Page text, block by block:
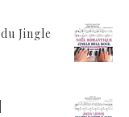
Jingle